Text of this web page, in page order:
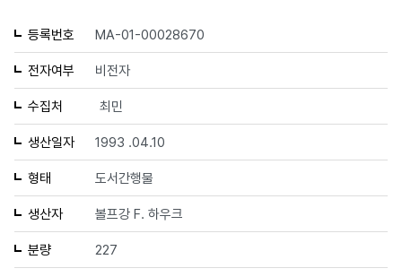
등록번호 MA-01-00028670
전자여부 비전자
수집처 최민
생산일자 1993 .04.10
형태 도서간행물
생산자 볼프강 F. 하우크
분량 227